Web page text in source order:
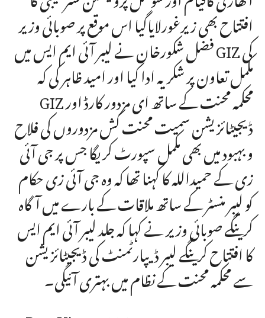
افتتاح بھی زیرغورلایاگیا اس موقع پر صوبائی وزیر
فضل شکورخان نے لیبر آئی ایم ایس میں GIZ کی
مکمل تعاون پر شکریہ ادا کیا اور امید ظاہر کی کہ
GIZ محکمہ محنت کے ساتھ ای مزدور کارڈ اور
ڈیجیٹائزیشن سمیت محنت کش مزدوروں کی فلاح
و بہبود میں بھی مکمل سپورٹ کریگا جس پر جی آئی
زی کے حمیداللہ کا کہنا تھا کہ وہ جی آئی زی حکام
کو لیبر منسٹر کے ساتھ ملاقات کے بارے میں آگاہ
کرینگے صوبائی وزیر نے کہا کہ جلد لیبر آئی ایم ایس
کا افتتاح کرینگے لیبر ڈیپارٹمنٹ کی ڈیجیٹائزیشن
سے محکمہ محنت کے نظام میں بہتری آئیگی۔